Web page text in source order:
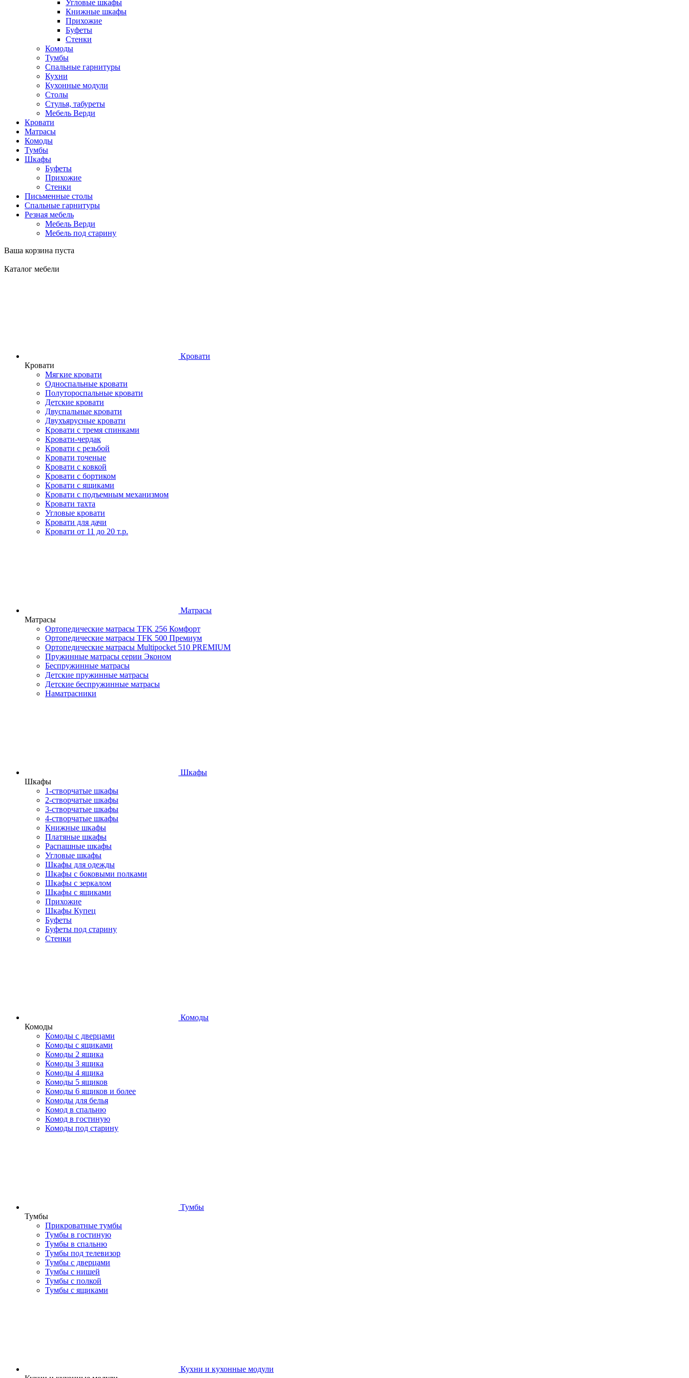
Угловые шкафы
Книжные шкафы
Прихожие
Буфеты
Стенки
Комоды
Тумбы
Спальные гарнитуры
Кухни
Кухонные модули
Столы
Стулья, табуреты
Мебель Верди
Кровати
Матрасы
Комоды
Тумбы
Шкафы
Буфеты
Прихожие
Стенки
Письменные столы
Спальные гарнитуры
Резная мебель
Мебель Верди
Мебель под старину
Ваша корзина пуста
Каталог мебели
Кровати
Кровати
Мягкие кровати
Односпальные кровати
Полутороспальные кровати
Детские кровати
Двуспальные кровати
Двухъярусные кровати
Кровати с тремя спинками
Кровати-чердак
Кровати с резьбой
Кровати точеные
Кровати с ковкой
Кровати с бортиком
Кровати с ящиками
Кровати с подъемным механизмом
Кровати тахта
Угловые кровати
Кровати для дачи
Кровати от 11 до 20 т.р.
Матрасы
Матрасы
Ортопедические матрасы TFK 256 Комфорт
Ортопедические матрасы TFK 500 Премиум
Ортопедические матрасы Multipocket 510 PREMIUM
Пружинные матрасы серии Эконом
Беспружинные матрасы
Детские пружинные матрасы
Детские беспружинные матрасы
Наматрасники
Шкафы
Шкафы
1-створчатые шкафы
2-створчатые шкафы
3-створчатые шкафы
4-створчатые шкафы
Книжные шкафы
Платяные шкафы
Распашные шкафы
Угловые шкафы
Шкафы для одежды
Шкафы с боковыми полками
Шкафы с зеркалом
Шкафы с ящиками
Прихожие
Шкафы Купец
Буфеты
Буфеты под старину
Стенки
Комоды
Комоды
Комоды с дверцами
Комоды с ящиками
Комоды 2 ящика
Комоды 3 ящика
Комоды 4 ящика
Комоды 5 ящиков
Комоды 6 ящиков и более
Комоды для белья
Комод в спальню
Комод в гостиную
Комоды под старину
Тумбы
Тумбы
Прикроватные тумбы
Тумбы в гостиную
Тумбы в спальню
Тумбы под телевизор
Тумбы с дверцами
Тумбы с нишей
Тумбы с полкой
Тумбы с ящиками
Кухни и кухонные модули